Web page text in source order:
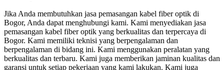
Jika Anda membutuhkan jasa pemasangan kabel fiber optik di
Bogor, Anda dapat menghubungi kami. Kami menyediakan jasa
pemasangan kabel fiber optik yang berkualitas dan terpercaya di
Bogor. Kami memiliki teknisi yang berpengalaman dan
berpengalaman di bidang ini. Kami menggunakan peralatan yang
berkualitas dan terbaru. Kami juga memberikan jaminan kualitas dan
garansi untuk setiap pekerjaan yang kami lakukan. Kami juga